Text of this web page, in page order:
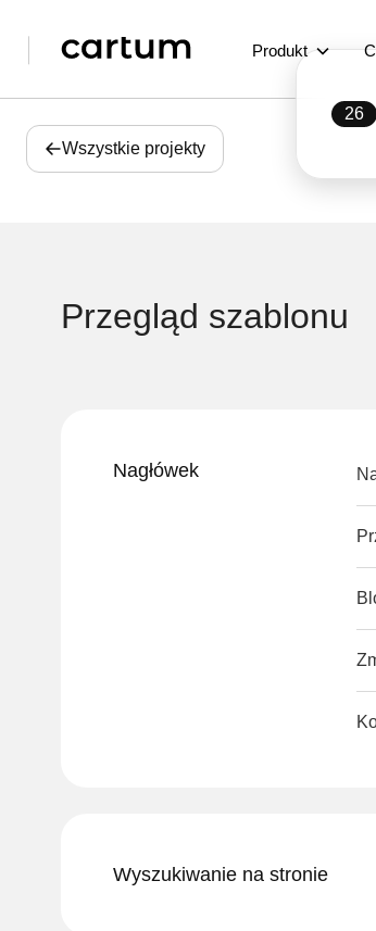
Produkt
Wszystkie projekty
26
Przegląd szablonu
Nagłówek
Wyszukiwanie na stronie